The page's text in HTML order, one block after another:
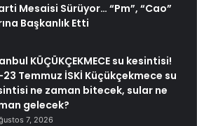
Mesaisi Sürüyor… “Pm”, “Cao”
Başkanlık Etti
KÜÇÜKÇEKMECE su kesintisi!
Temmuz İSKİ Küçükçekmece su
ne zaman bitecek, sular ne
gelecek?
7, 2026